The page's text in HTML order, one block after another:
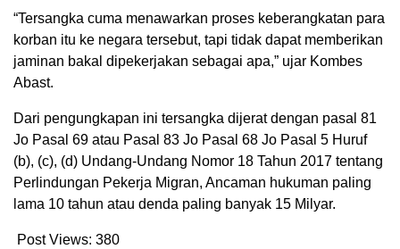
“Tersangka cuma menawarkan proses keberangkatan para
korban itu ke negara tersebut, tapi tidak dapat memberikan
jaminan bakal dipekerjakan sebagai apa,” ujar Kombes
Abast.
Dari pengungkapan ini tersangka dijerat dengan pasal 81
Jo Pasal 69 atau Pasal 83 Jo Pasal 68 Jo Pasal 5 Huruf
(b), (c), (d) Undang-Undang Nomor 18 Tahun 2017 tentang
Perlindungan Pekerja Migran, Ancaman hukuman paling
lama 10 tahun atau denda paling banyak 15 Milyar.
Post Views: 380